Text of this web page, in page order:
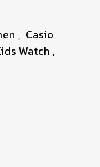
, Casio
Watch ,